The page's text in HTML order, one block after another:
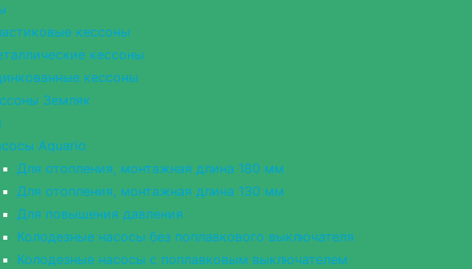
кессоны
кессоны
кессоны
Земляк
Aquario
Для отопления, монтажная длина 180 мм
Для отопления, монтажная длина 130 мм
Для повышения давления
Колодезные насосы без поплавкового выключателя
Колодезные насосы с поплавковым выключателем